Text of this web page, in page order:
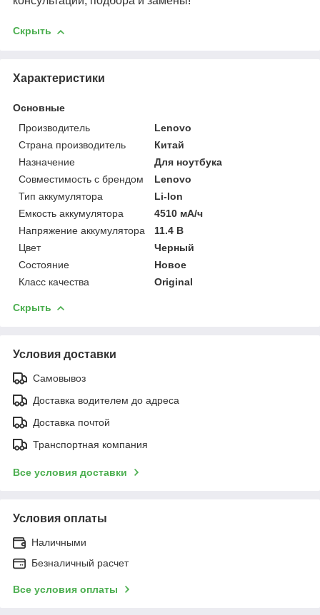
Скрыть
Характеристики
Основные
Производитель
Lenovo
Страна производитель
Китай
Назначение
Для ноутбука
Совместимость с брендом
Lenovo
Тип аккумулятора
Li-Ion
Емкость аккумулятора
4510 мА/ч
Напряжение аккумулятора
11.4 В
Цвет
Черный
Состояние
Новое
Класс качества
Original
Скрыть
Условия доставки
Самовывоз
Доставка водителем до адреса
Доставка почтой
Транспортная компания
Все условия доставки
Условия оплаты
Наличными
Безналичный расчет
Все условия оплаты